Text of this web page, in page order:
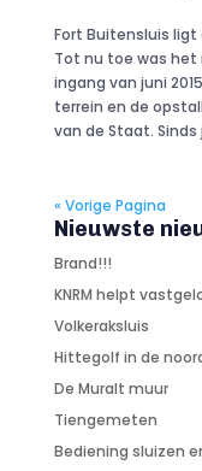
Fort Buitensluis
Tot nu toe was het
ingang van juni
terrein en de
van de Staat. Sinds
« Vorige Pagina
Nieuwste
Brand!!!
KNRM helpt
Volkeraksluis
Hittegolf in de
De Muralt muur
Tiengemeten
Bediening sluizen